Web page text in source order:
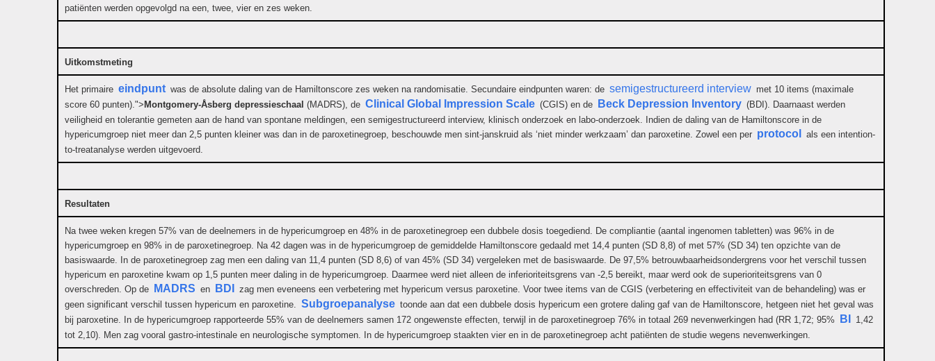
patiënten werden opgevolgd na een, twee, vier en zes weken.
Uitkomstmeting
Het primaire eindpunt was de absolute daling van de Hamiltonscore zes weken na randomisatie. Secundaire eindpunten waren: de semigestructureerd interview met 10 items (maximale
score 60 punten)."> Montgomery-Åsberg depressieschaal (MADRS), de Clinical Global Impression Scale (CGIS) en de Beck Depression Inventory (BDI). Daarnaast werden
veiligheid en tolerantie gemeten aan de hand van spontane meldingen, een semigestructureerd interview, klinisch onderzoek en labo-onderzoek. Indien de daling van de Hamiltonscore in de
hypericumgroep niet meer dan 2,5 punten kleiner was dan in de paroxetinegroep, beschouwde men sint-janskruid als ‘niet minder werkzaam’ dan paroxetine. Zowel een per protocol
als een intention-
to-treatanalyse werden uitgevoerd.
Resultaten
Na twee weken kregen 57% van de deelnemers in de hypericumgroep en 48% in de paroxetinegroep een dubbele dosis toegediend. De compliantie (aantal ingenomen tabletten) was 96% in de
hypericumgroep en 98% in de paroxetinegroep. Na 42 dagen was in de hypericumgroep de gemiddelde Hamiltonscore gedaald met 14,4 punten (SD 8,8) of met 57% (SD 34) ten opzichte van de
basiswaarde. In de paroxetinegroep zag men een daling van 11,4 punten (SD 8,6) of van 45% (SD 34) vergeleken met de basiswaarde. De 97,5% betrouwbaarheidsondergrens voor het verschil tussen
hypericum en paroxetine kwam op 1,5 punten meer daling in de hypericumgroep. Daarmee werd niet alleen de inferioriteitsgrens van -2,5 bereikt, maar werd ook de superioriteitsgrens van 0
overschreden. Op de
MADRS en BDI
zag men eveneens een verbetering met hypericum versus paroxetine. Voor twee items van de CGIS (verbetering en effectiviteit van de behandeling) was er
geen significant verschil tussen hypericum en paroxetine. Subgroepanalyse toonde aan dat een dubbele dosis hypericum een grotere daling gaf van de Hamiltonscore, hetgeen niet het geval was
bij paroxetine. In de hypericumgroep rapporteerde 55% van de deelnemers samen 172 ongewenste effecten, terwijl in de paroxetinegroep 76% in totaal 269 nevenwerkingen had (RR 1,72; 95%
BI
1,42
tot 2,10). Men zag vooral gastro-intestinale en neurologische symptomen. In de hypericumgroep staakten vier en in de paroxetinegroep acht patiënten de studie wegens nevenwerkingen.